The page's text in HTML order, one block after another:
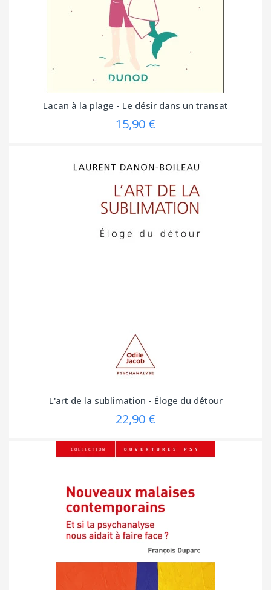
Lacan à la plage - Le désir dans un transat
15,90 €
L'art de la sublimation - Éloge du détour
22,90 €